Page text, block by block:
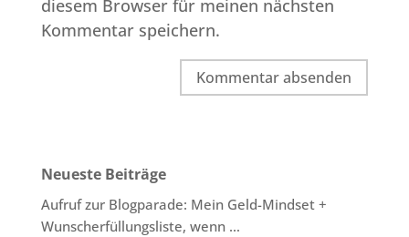
diesem Browser für meinen nächsten
Kommentar speichern.
Neueste Beiträge
Aufruf zur Blogparade: Mein Geld-Mindset +
Wunscherfüllungsliste, wenn …